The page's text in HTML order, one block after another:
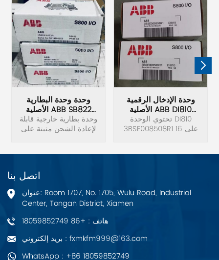
وحدة وحدة البطارية
الأصلية ABB SB822
3BSE018172R1
وحدة بطارية خارجية قابلة
لإعادة الشحن مثبتة على
بطارية ليثيوم أيون وموصل
تيار مستمر 24 فولت
وكابل توصيل TK821V020.
العرض=85 ملم. الكمية
المكافئة من معدن الليثيوم
= 0,8 جرام (0,03 أوقية ¼
وحدة الإدخال الرقمية
الأصلية ABB DI810
3BSE008508R1
تحتوي الوحدة DI810
3BSE008508R1 على 16
فولت تيار مستمر. وتيار
اتصل بنا
عنوان: Room 1707, No. 1705, Wulu Road, Industrial
Center, Tongan District, Xiamen
هاتف : +86 18059852749
بريد إلكتروني : fxmkfm999@163.com
WhatsApp : +86 18059852749